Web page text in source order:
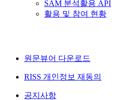
SAM 분석활용 API
활용 및 참여 현황
원문뷰어 다운로드
RISS 개인정보 재동의
공지사항